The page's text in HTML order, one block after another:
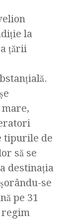
la
țării
mare,
tipurile de
să se
destinația
se
pe 31
regim